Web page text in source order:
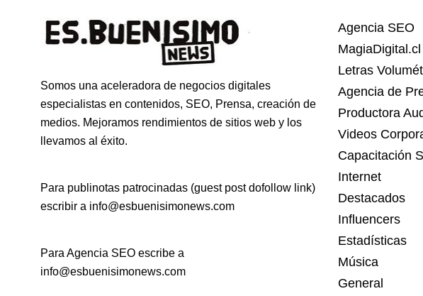
Somos una aceleradora de negocios digitales
especialistas en contenidos, SEO, Prensa, creación de
medios. Mejoramos rendimientos de sitios web y los
llevamos al éxito.
Para publinotas patrocinadas (guest post dofollow link)
escribir a info@esbuenisimonews.com
Para Agencia SEO escribe a
info@esbuenisimonews.com
Agencia SEO
MagiaDigital.cl
Letras
Agencia de
Productora
Videos
Capacitación
Internet
Destacados
Influencers
Estadísticas
Música
General